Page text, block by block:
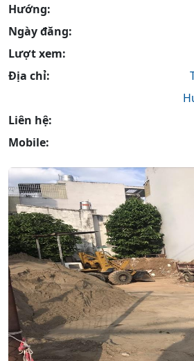
Hướng:
Ngày đăng:
Lượt xem:
Địa chỉ:
Liên hệ:
Mobile: